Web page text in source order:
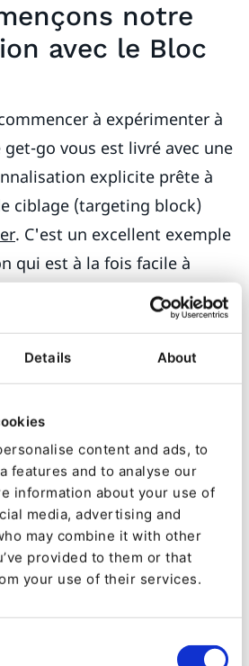
Details About
content and ads, to
features and to analyse our
information about your use of
media, advertising and
may combine it with other
provided to them or that
your use of their services.
notre
avec le Bloc
à expérimenter à
go vous est livré avec une
explicite prête à
ciblage (targeting block)
. C'est un excellent exemple
qui est à la fois facile à
d’informations complexes
que l'intelligence artificielle,
donne un moyen simple
souhaitez cibler et avec quoi.
créer les segments
explicitement ce qui doit
groupe d'utilisateurs grâce à
utilisateur intuitive. Aucun
des données n’est
place un bloc de ciblage.